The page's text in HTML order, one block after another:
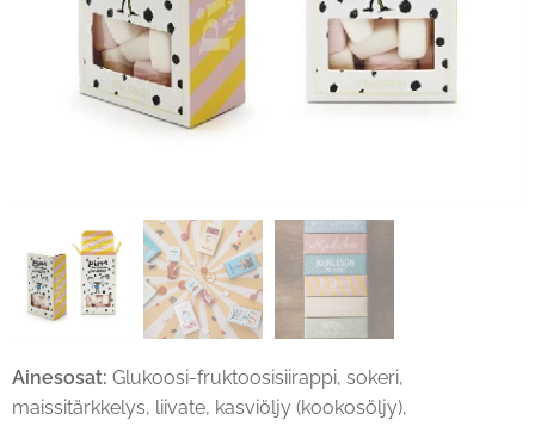
Ainesosat: Glukoosi-fruktoosisiirappi, sokeri,
maissitärkkelys, liivate, kasviöljy (kookosöljy),